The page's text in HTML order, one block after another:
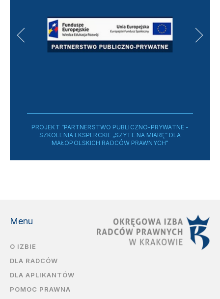
PROJEKT ”PARTNERSTWO PUBLICZNO-PRYWATNE -
SZKOLENIA EKSPERCKIE „SZYTE NA MIARĘ” DLA
MAŁOPOLSKICH RADCÓW PRAWNYCH"
Menu
O IZBIE
DLA RADCÓW
DLA APLIKANTÓW
POMOC PRAWNA